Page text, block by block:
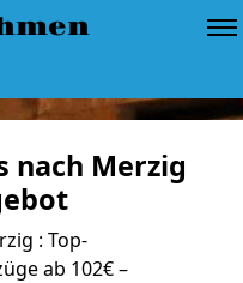
nach Merzig
: Top-
ab 102€ –